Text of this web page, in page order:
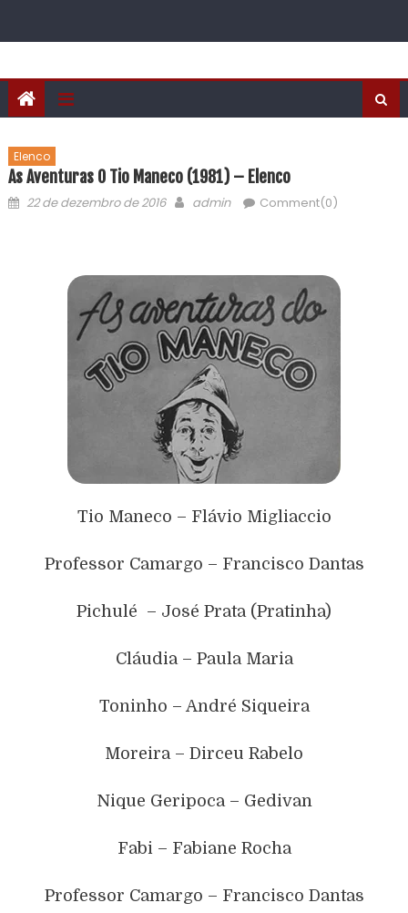
Elenco
As Aventuras O Tio Maneco (1981) – Elenco
22 de dezembro de 2016 admin Comment(0)
Tio Maneco – Flávio Migliaccio
Professor Camargo – Francisco Dantas
Pichulé – José Prata (Pratinha)
Cláudia – Paula Maria
Toninho – André Siqueira
Moreira – Dirceu Rabelo
Nique Geripoca – Gedivan
Fabi – Fabiane Rocha
Professor Camargo – Francisco Dantas